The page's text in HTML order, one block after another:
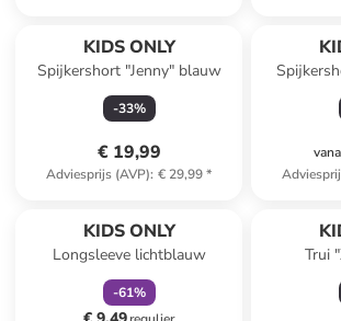
KIDS ONLY
Spijkershort "Jenny" blauw
-33%
€ 19,99
Adviesprijs (AVP): € 29,99*
KIDS ONLY
Longsleeve lichtblauw
-61%
Trui